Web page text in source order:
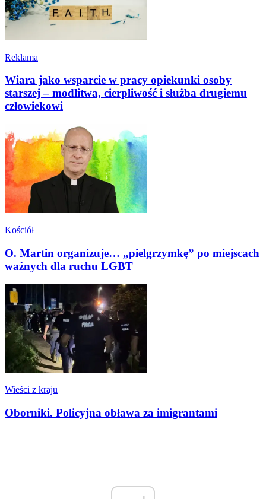
Reklama
Wiara jako wsparcie w pracy opiekunki osoby
starszej – modlitwa, cierpliwość i służba drugiemu
człowiekowi
Kościół
O. Martin organizuje… „pielgrzymkę” po miejscach
ważnych dla ruchu LGBT
Wieści z kraju
Oborniki. Policyjna obława za imigrantami